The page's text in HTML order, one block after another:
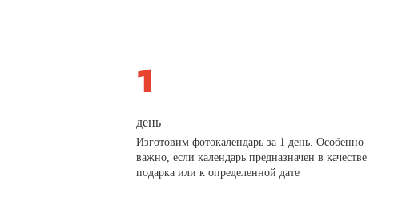
день
Изготовим фотокалендарь за 1 день. Особенно
важно, если календарь предназначен в качестве
подарка или к определенной дате